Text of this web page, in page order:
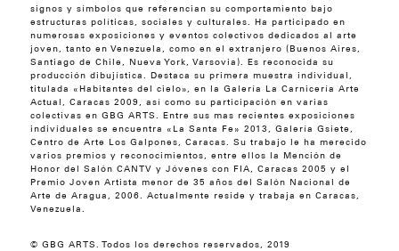
signos y símbolos que referencian su comportamiento bajo
estructuras políticas, sociales y culturales. Ha participado en
numerosas exposiciones y eventos colectivos dedicados al arte
joven, tanto en Venezuela, como en el extranjero (Buenos Aires,
Santiago de Chile, Nueva York, Varsovia). Es reconocida su
producción dibujística. Destaca su primera muestra individual,
titulada «Habitantes del cielo», en la Galería La Carnicería Arte
Actual, Caracas 2009, así como su participación en varias
colectivas en GBG ARTS. Entre sus mas recientes exposiciones
individuales se encuentra «La Santa Fe» 2013, Galería Gsiete,
Centro de Arte Los Galpones, Caracas. Su trabajo le ha merecido
varios premios y reconocimientos, entre ellos la Mención de
Honor del Salón CANTV y Jóvenes con FIA, Caracas 2005 y el
Premio Joven Artista menor de 35 años del Salón Nacional de
Arte de Aragua, 2006. Actualmente reside y trabaja en Caracas,
Venezuela.
© GBG ARTS. Todos los derechos reservados, 2019